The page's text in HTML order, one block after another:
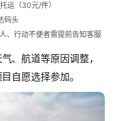
运（30元/件）
码头
、行动不便者需提前告知客服
、航道等原因调整，
自愿选择参加。